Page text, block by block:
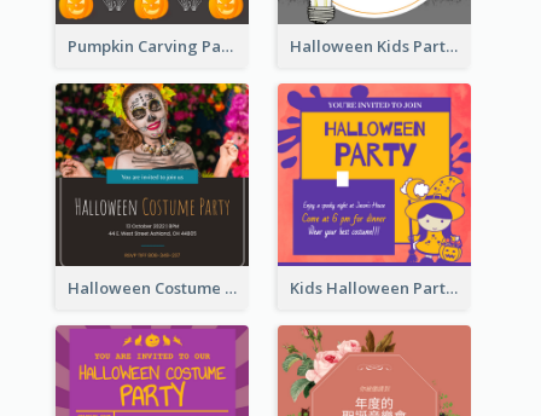
Pumpkin Carving Party Invitation Halloween Kids Party Invitation
Halloween Costume Party Invitation Kids Halloween Party Invitation